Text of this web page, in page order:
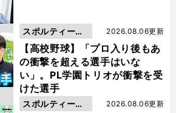
【高校野球】「プロ入り後もあ
の衝撃を超える選手はいな
い」。PL学園トリオが衝撃を受
けた選手
2026.08.06更新
スポルティーバ
動画
2026.08.06更新
スポルティーバ